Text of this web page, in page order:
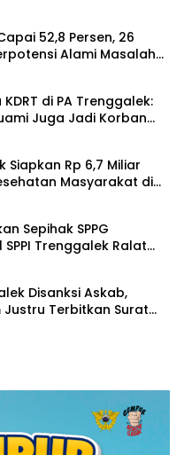
52,8 Persen, 26
Alami Masalah
di PA Trenggalek:
Juga Jadi Korban
Siapkan Rp 6,7 Miliar
Masyarakat di
Sepihak SPPG
Trenggalek Ralat
Umat Tolak MBG
Disanksi Askab,
Justru Terbitkan Surat
Sama